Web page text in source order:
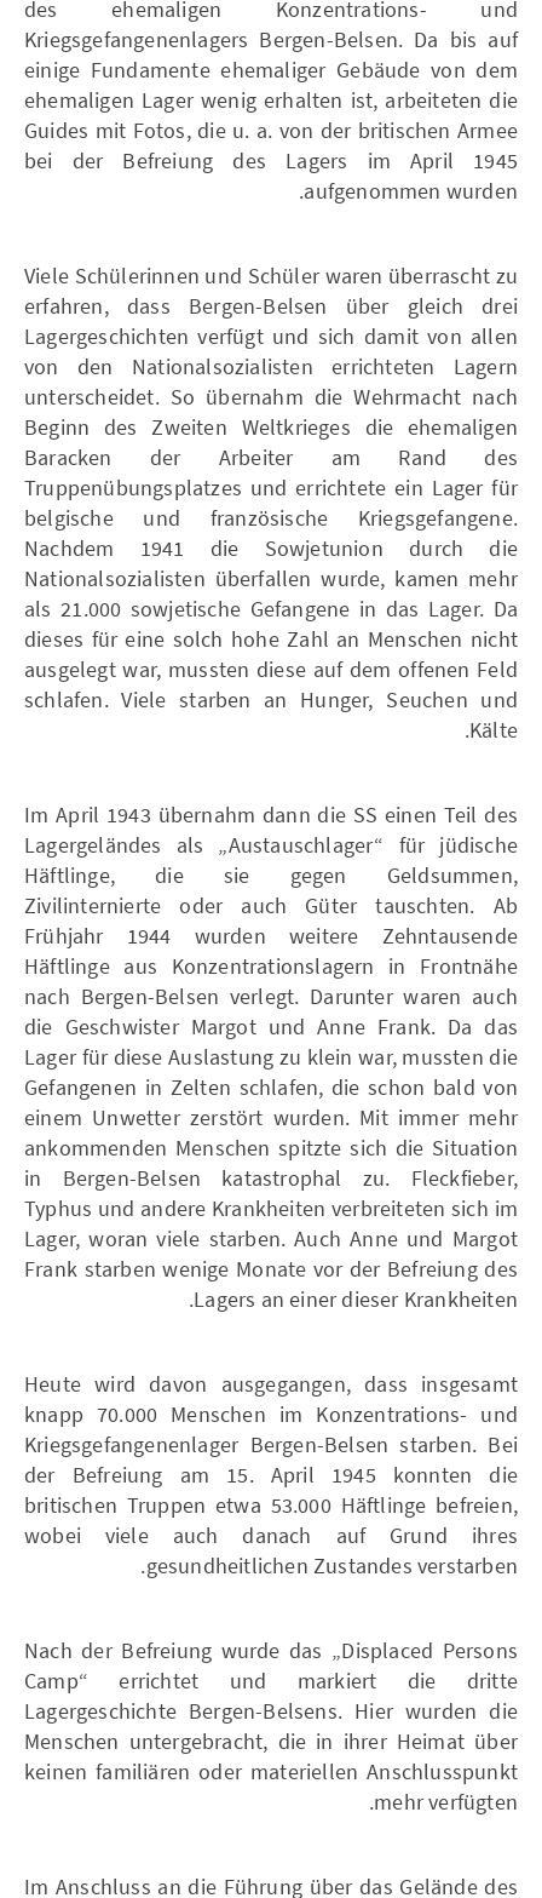
des ehemaligen Konzentrations- und
Kriegsgefangenenlagers Bergen-Belsen. Da bis auf
einige Fundamente ehemaliger Gebäude von dem
ehemaligen Lager wenig erhalten ist, arbeiteten die
Guides mit Fotos, die u. a. von der britischen Armee
bei der Befreiung des Lagers im April 1945
aufgenommen wurden.
Viele Schülerinnen und Schüler waren überrascht zu
erfahren, dass Bergen-Belsen über gleich drei
Lagergeschichten verfügt und sich damit von allen
von den Nationalsozialisten errichteten Lagern
unterscheidet. So übernahm die Wehrmacht nach
Beginn des Zweiten Weltkrieges die ehemaligen
Baracken der Arbeiter am Rand des
Truppenübungsplatzes und errichtete ein Lager für
belgische und französische Kriegsgefangene.
Nachdem 1941 die Sowjetunion durch die
Nationalsozialisten überfallen wurde, kamen mehr
als 21.000 sowjetische Gefangene in das Lager. Da
dieses für eine solch hohe Zahl an Menschen nicht
ausgelegt war, mussten diese auf dem offenen Feld
schlafen. Viele starben an Hunger, Seuchen und
Kälte.
Im April 1943 übernahm dann die SS einen Teil des
Lagergeländes als „Austauschlager“ für jüdische
Häftlinge, die sie gegen Geldsummen,
Zivilinternierte oder auch Güter tauschten. Ab
Frühjahr 1944 wurden weitere Zehntausende
Häftlinge aus Konzentrationslagern in Frontnähe
nach Bergen-Belsen verlegt. Darunter waren auch
die Geschwister Margot und Anne Frank. Da das
Lager für diese Auslastung zu klein war, mussten die
Gefangenen in Zelten schlafen, die schon bald von
einem Unwetter zerstört wurden. Mit immer mehr
ankommenden Menschen spitzte sich die Situation
in Bergen-Belsen katastrophal zu. Fleckfieber,
Typhus und andere Krankheiten verbreiteten sich im
Lager, woran viele starben. Auch Anne und Margot
Frank starben wenige Monate vor der Befreiung des
Lagers an einer dieser Krankheiten.
Heute wird davon ausgegangen, dass insgesamt
knapp 70.000 Menschen im Konzentrations- und
Kriegsgefangenenlager Bergen-Belsen starben. Bei
der Befreiung am 15. April 1945 konnten die
britischen Truppen etwa 53.000 Häftlinge befreien,
wobei viele auch danach auf Grund ihres
gesundheitlichen Zustandes verstarben.
Nach der Befreiung wurde das „Displaced Persons
Camp“ errichtet und markiert die dritte
Lagergeschichte Bergen-Belsens. Hier wurden die
Menschen untergebracht, die in ihrer Heimat über
keinen familiären oder materiellen Anschlusspunkt
mehr verfügten.
Im Anschluss an die Führung über das Gelände des